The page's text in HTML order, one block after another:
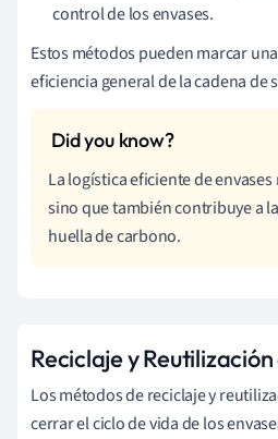
control de los envases.
Estos métodos pueden marcar
eficiencia general de la cadena de
La logística eficiente de
sino que también contribuye a
huella de carbono.
Reciclaje y
Los métodos de reciclaje y
cerrar el ciclo de vida de los